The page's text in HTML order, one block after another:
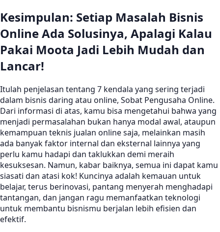
Kesimpulan: Setiap Masalah Bisnis
Online Ada Solusinya, Apalagi Kalau
Pakai Moota Jadi Lebih Mudah dan
Lancar!
Itulah penjelasan tentang 7 kendala yang sering terjadi
dalam bisnis daring atau online, Sobat Pengusaha Online.
Dari informasi di atas, kamu bisa mengetahui bahwa yang
menjadi permasalahan bukan hanya modal awal, ataupun
kemampuan teknis jualan online saja, melainkan masih
ada banyak faktor internal dan eksternal lainnya yang
perlu kamu hadapi dan taklukkan demi meraih
kesuksesan. Namun, kabar baiknya, semua ini dapat kamu
siasati dan atasi kok! Kuncinya adalah kemauan untuk
belajar, terus berinovasi, pantang menyerah menghadapi
tantangan, dan jangan ragu memanfaatkan teknologi
untuk membantu bisnismu berjalan lebih efisien dan
efektif.